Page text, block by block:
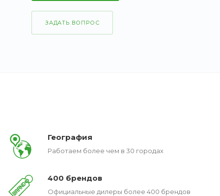
ЗАДАТЬ ВОПРОС
География
Работаем более чем в 30 городах
400 брендов
Официальные дилеры более 400 брендов